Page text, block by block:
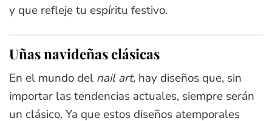
y que refleje tu espíritu festivo.
Uñas navideñas clásicas
En el mundo del nail art, hay diseños que, sin
importar las tendencias actuales, siempre serán
un clásico. Ya que estos diseños atemporales